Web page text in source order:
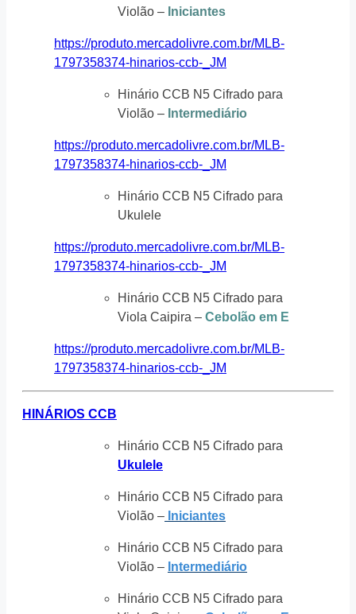
Violão – Iniciantes
https://produto.mercadolivre.com.br/MLB-
1797358374-hinarios-ccb-_JM
Hinário CCB N5 Cifrado para
Violão – Intermediário
https://produto.mercadolivre.com.br/MLB-
1797358374-hinarios-ccb-_JM
Hinário CCB N5 Cifrado para
Ukulele
https://produto.mercadolivre.com.br/MLB-
1797358374-hinarios-ccb-_JM
Hinário CCB N5 Cifrado para
Viola Caipira – Cebolão em E
https://produto.mercadolivre.com.br/MLB-
1797358374-hinarios-ccb-_JM
HINÁRIOS CCB
Hinário CCB N5 Cifrado para
Ukulele
Hinário CCB N5 Cifrado para
Violão – Iniciantes
Hinário CCB N5 Cifrado para
Violão – Intermediário
Hinário CCB N5 Cifrado para